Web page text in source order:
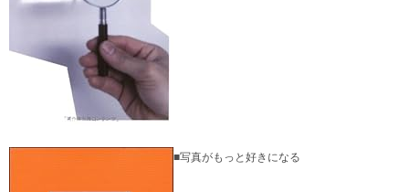
■写真がもっと好きになる